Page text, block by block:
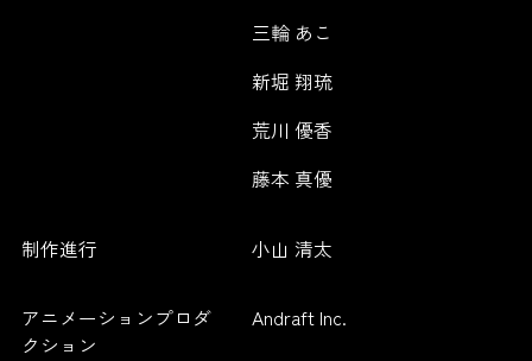
三輪 あこ
新堀 翔琉
荒川 優香
藤本 真優
制作進行 小山 清太
アニメーションプロダ
クション
Andraft Inc.